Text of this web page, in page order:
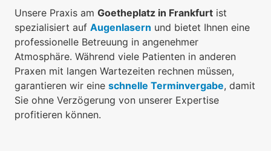
Unsere Praxis am Goetheplatz in Frankfurt ist
spezialisiert auf Augenlasern und bietet Ihnen eine
professionelle Betreuung in angenehmer
Atmosphäre. Während viele Patienten in anderen
Praxen mit langen Wartezeiten rechnen müssen,
garantieren wir eine schnelle Terminvergabe, damit
Sie ohne Verzögerung von unserer Expertise
profitieren können.